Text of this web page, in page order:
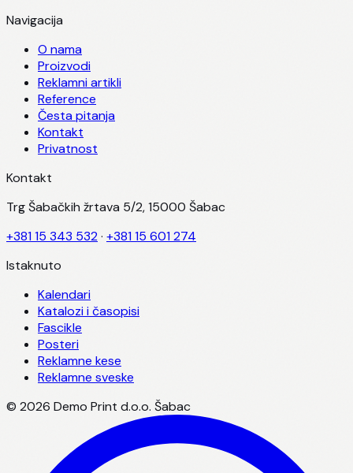
Navigacija
O nama
Proizvodi
Reklamni artikli
Reference
Česta pitanja
Kontakt
Privatnost
Kontakt
Trg Šabačkih žrtava 5/2, 15000 Šabac
+381 15 343 532· +381 15 601 274
Istaknuto
Kalendari
Katalozi i časopisi
Fascikle
Posteri
Reklamne kese
Reklamne sveske
© 2026 Demo Print d.o.o. Šabac